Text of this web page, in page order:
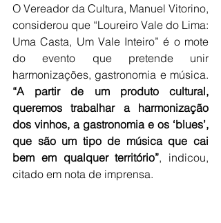
O Vereador da Cultura, Manuel Vitorino,
considerou que “Loureiro Vale do Lima:
Uma Casta, Um Vale Inteiro” é o mote
do evento que pretende unir
“A partir de um produto cultural,
queremos trabalhar a harmonização
dos vinhos, a gastronomia e os ‘blues’,
que são um tipo de música que cai
bem em qualquer território”, indicou,
citado em nota de imprensa.